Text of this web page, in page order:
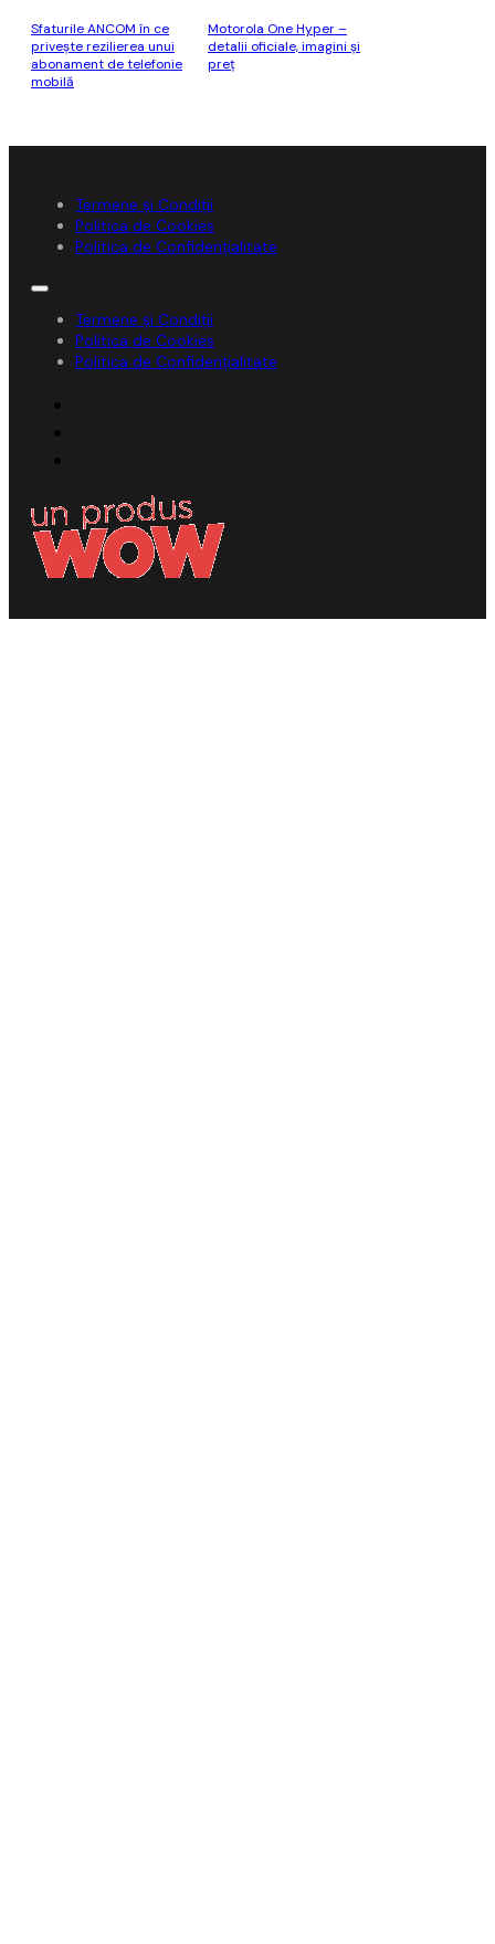
Sfaturile ANCOM în ce
privește rezilierea unui
abonament de telefonie
mobilă
Motorola One Hyper –
detalii oficiale, imagini şi
preţ
Termene și Condiții
Politica de Cookies
Politica de Confidențialitate
Termene și Condiții
Politica de Cookies
Politica de Confidențialitate